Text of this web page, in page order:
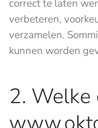
correct te laten
verbeteren,
verzamelen.
kunnen worden
2. Welke